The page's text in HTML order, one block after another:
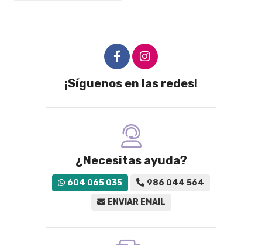
¡Síguenos en las redes!
¿Necesitas ayuda?
604 065 035
986 044 564
ENVIAR EMAIL